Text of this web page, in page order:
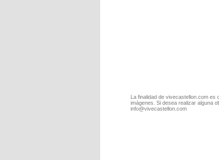
La finalidad de vivecastellon.com
imágenes. Si desea realizar alguna
info@vivecastellon.com